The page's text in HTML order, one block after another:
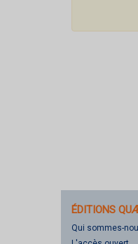
ÉDITIONS
Qui sommes-